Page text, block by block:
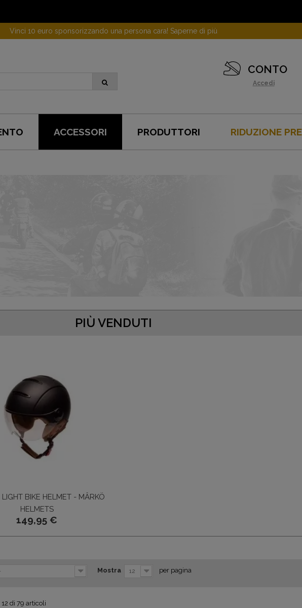
Vinci 10 euro sponsorizzando una persona cara! Saperne di più
CONTO
Accedi
ACCESSORI PRODUTTORI RIDUZIONE
PIÙ VENDUTI
BIKE HELMET - MÂRKÖ
HELMETS
149,95 €
Mostra 12 per pagina
di 79 articoli